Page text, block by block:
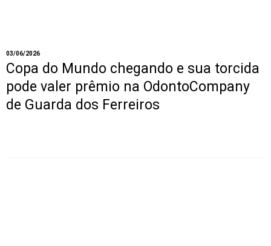
03/06/2026
Copa do Mundo chegando e sua torcida
pode valer prêmio na OdontoCompany
de Guarda dos Ferreiros